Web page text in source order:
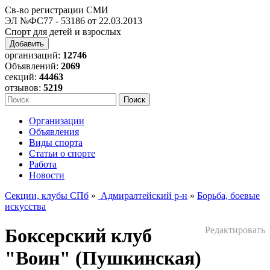
Св-во регистрации СМИ
ЭЛ №ФС77 - 53186 от 22.03.2013
Спорт для детей и взрослых
Добавить
организаций: 12746
Объявлений: 2069
секций: 44463
отзывов: 5219
Организации
Объявления
Виды спорта
Статьи о спорте
Работа
Новости
Секции, клубы СПб » Адмиралтейский р-н » Борьба, боевые
искусства
Редактировать
Боксерский клуб
"Воин" (Пушкинская)